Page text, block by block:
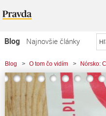
Blog
Najnovšie články
Najčítanejšie články
Najkomentovanejšie články
Zoznam blogov
Blog > O tom čo vidím > Nórsko: